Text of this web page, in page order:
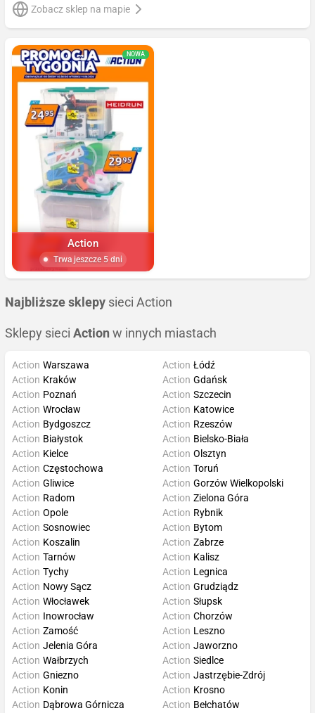
Zobacz sklep na mapie
NOWA
Action
Trwa jeszcze 5 dni
Najbliższe sklepy sieci Action
Sklepy sieci Action w innych miastach
Action Warszawa
Action Kraków
Action Poznań
Action Wrocław
Action Łódź
Action Gdańsk
Action Szczecin
Action Katowice
Action Bydgoszcz
Action Białystok
Action Kielce
Action Częstochowa
Action Rzeszów
Action Bielsko-Biała
Action Olsztyn
Action Toruń
Action Gliwice
Action Radom
Action Opole
Action Sosnowiec
Action Gorzów Wielkopolski
Action Zielona Góra
Action Rybnik
Action Bytom
Action Koszalin
Action Tarnów
Action Tychy
Action Nowy Sącz
Action Zabrze
Action Kalisz
Action Legnica
Action Grudziądz
Action Włocławek
Action Inowrocław
Action Zamość
Action Jelenia Góra
Action Słupsk
Action Chorzów
Action Leszno
Action Jaworzno
Action Wałbrzych
Action Gniezno
Action Konin
Action Dąbrowa Górnicza
Action Siedlce
Action Jastrzębie-Zdrój
Action Krosno
Action Bełchatów